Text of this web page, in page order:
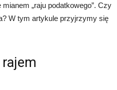
„raju podatkowego”. Czy
W tym artykule przyjrzymy się